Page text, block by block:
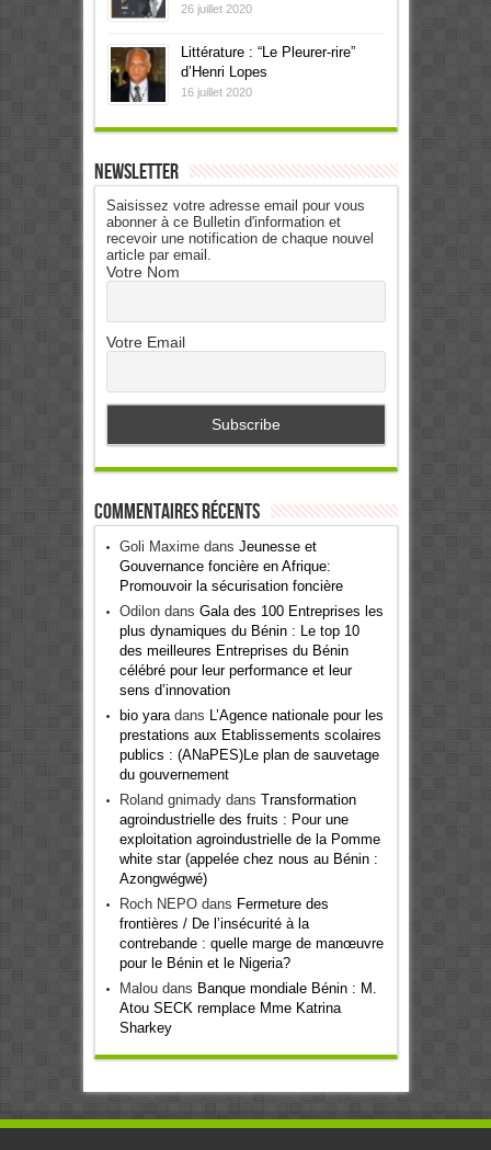
26 juillet 2020
Littérature : “Le Pleurer-rire”
d’Henri Lopes
16 juillet 2020
Newsletter
Saisissez votre adresse email pour vous
abonner à ce Bulletin d'information et
recevoir une notification de chaque nouvel
article par email.
Votre Nom
Votre Email
Commentaires récents
Goli Maximedans Jeunesse et
Gouvernance foncière en Afrique:
Promouvoir la sécurisation foncière
Odilondans Gala des 100 Entreprises les
plus dynamiques du Bénin : Le top 10
des meilleures Entreprises du Bénin
célébré pour leur performance et leur
sens d’innovation
bio yaradans
L’Agence nationale pour les
prestations aux Etablissements scolaires
publics : (ANaPES)Le plan de sauvetage
du gouvernement
Roland gnimadydans Transformation
agroindustrielle des fruits : Pour une
exploitation agroindustrielle de la Pomme
white star (appelée chez nous au Bénin :
Azongwégwé)
Roch NEPOdans Fermeture des
frontières / De l’insécurité à la
contrebande : quelle marge de manœuvre
pour le Bénin et le Nigeria?
Maloudans Banque mondiale Bénin : M.
Atou SECK remplace Mme Katrina
Sharkey